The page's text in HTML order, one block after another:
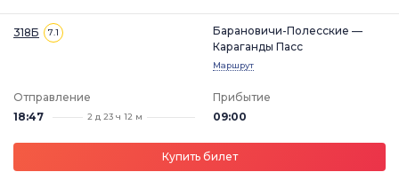
318Б 7.1
Барановичи-Полесские —
Караганды Пасс
Маршрут
Отправление
18:47
2 д 23 ч 12 м
Прибытие
09:00
Купить билет